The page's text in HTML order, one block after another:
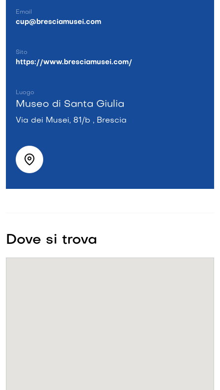
Email
cup@bresciamusei.com
Sito
https://www.bresciamusei.com/
Luogo
Museo di Santa Giulia
Via dei Musei, 81/b , Brescia
Dove si trova